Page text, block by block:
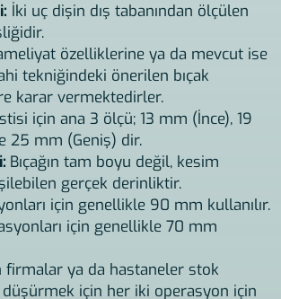
İki uç dişin dış tabanından ölçülen
özelliklerine ya da mevcut ise
tekniğindeki önerilen bıçak
karar vermektedirler.
için ana 3 ölçü; 13 mm (İnce), 19
25 mm (Geniş) dir.
Bıçağın tam boyu değil, kesim
gerçek derinliktir.
için genellikle 90 mm kullanılır.
için genellikle 70 mm
firmalar ya da hastaneler stok
için her iki operasyon için